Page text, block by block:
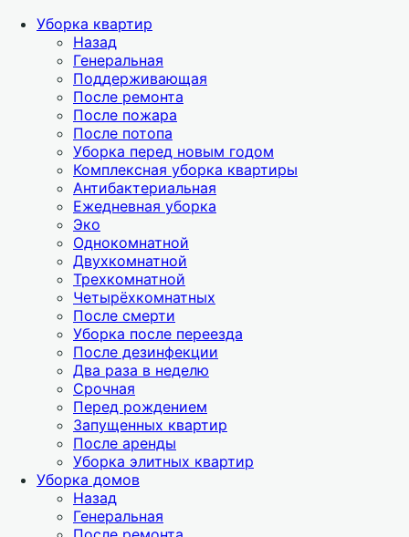
Уборка квартир
Назад
Генеральная
Поддерживающая
После ремонта
После пожара
После потопа
Уборка перед новым годом
Комплексная уборка квартиры
Антибактериальная
Ежедневная уборка
Эко
Однокомнатной
Двухкомнатной
Трехкомнатной
Четырёхкомнатных
После смерти
Уборка после переезда
После дезинфекции
Два раза в неделю
Срочная
Перед рождением
Запущенных квартир
После аренды
Уборка элитных квартир
Уборка домов
Назад
Генеральная